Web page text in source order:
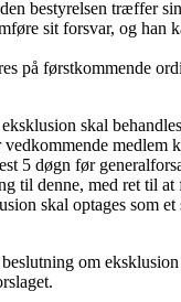
bestyrelsen træffer
sit forsvar, og han
på førstkommende
skal
medlem
5 døgn før
til denne, med ret til at
skal optages som
om